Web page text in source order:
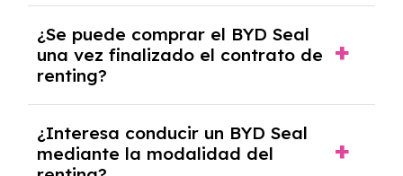
mejores ofertas de vehículos de renting con
todos los gastos incluidos y sin pagar
entradas.
¿Se puede comprar el BYD Seal
una vez finalizado el contrato de
renting?
renting se puede adquirir el coche. En este
caso tendrán que analizar los años, la
¿Interesa conducir un BYD Seal
mediante la modalidad del